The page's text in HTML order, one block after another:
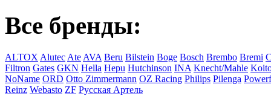
Все бренды:
ALTOX Alutec Ate AVA Beru Bilstein Boge Bosch Brembo Bremi
Filtron Gates GKN Hella Hepu Hutchinson INA Knecht/Mahle
NoName ORD Otto Zimmermann OZ Racing Philips Pilenga
Reinz Webasto ZF Русская Артель